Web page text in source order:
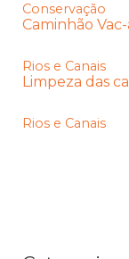
Conservação
Caminhão
Rios e Canais
Limpeza das
Rios e Canais